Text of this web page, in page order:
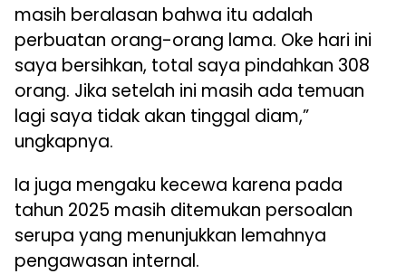
masih beralasan bahwa itu adalah
perbuatan orang-orang lama. Oke hari ini
saya bersihkan, total saya pindahkan 308
orang. Jika setelah ini masih ada temuan
lagi saya tidak akan tinggal diam,”
ungkapnya.
Ia juga mengaku kecewa karena pada
tahun 2025 masih ditemukan persoalan
serupa yang menunjukkan lemahnya
pengawasan internal.